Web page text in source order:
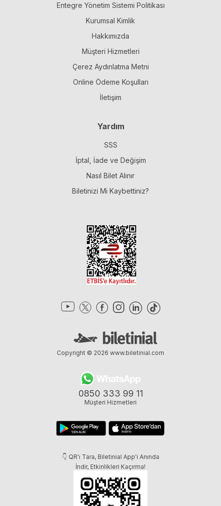
Entegre Yönetim Sistemi Politikası
Kurumsal Kimlik
Hakkımızda
Müşteri Hizmetleri
Çerez Aydınlatma Metni
Online Ödeme Koşulları
İletişim
Yardım
SSS
İptal, İade ve Değişim
Nasıl Bilet Alınır
Biletinizi Mi Kaybettiniz?
0850 333 99 11
Müşteri Hizmetleri
👇 QR'ı Tara, Biletinial App'i Anında
İndir, Etkinlikleri Kaçırma!
Copyright © 2026 www.biletinial.com